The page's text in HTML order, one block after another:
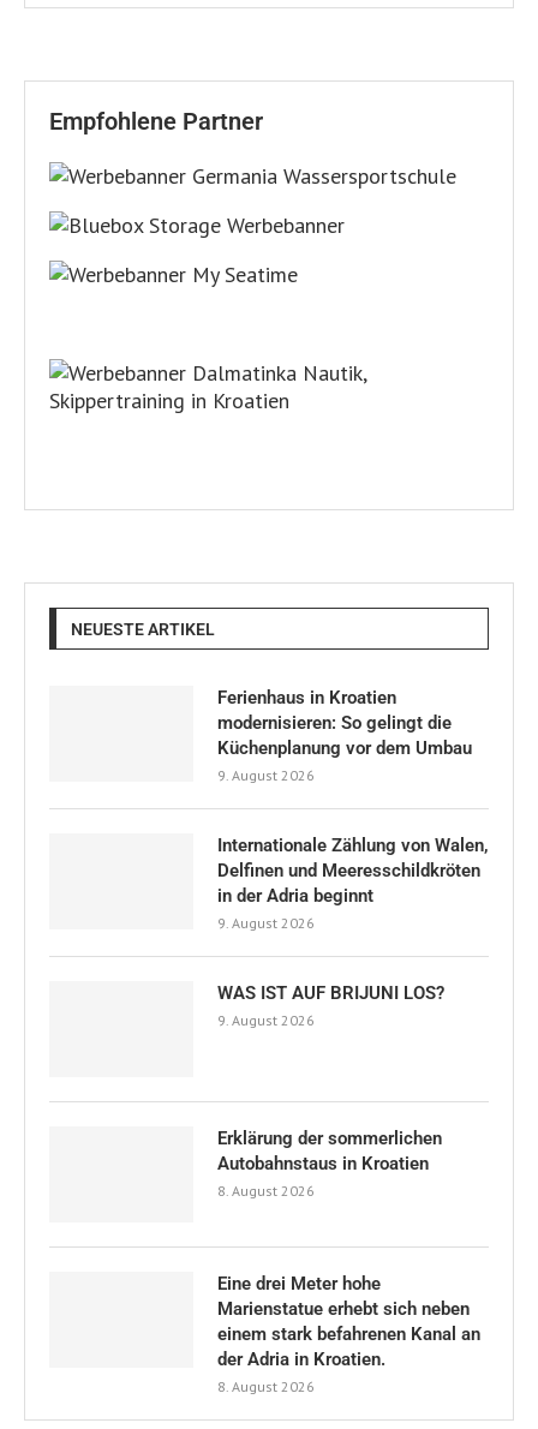
Empfohlene Partner
NEUESTE ARTIKEL
Ferienhaus in Kroatien
modernisieren: So gelingt die
Küchenplanung vor dem Umbau
9. August 2026
Internationale Zählung von Walen,
Delfinen und Meeresschildkröten
in der Adria beginnt
9. August 2026
WAS IST AUF BRIJUNI LOS?
9. August 2026
Erklärung der sommerlichen
Autobahnstaus in Kroatien
8. August 2026
Eine drei Meter hohe
Marienstatue erhebt sich neben
einem stark befahrenen Kanal an
der Adria in Kroatien.
8. August 2026